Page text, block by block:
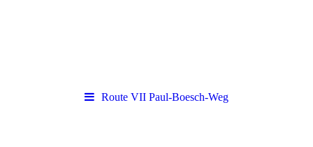
Route VII Paul-Boesch-Weg